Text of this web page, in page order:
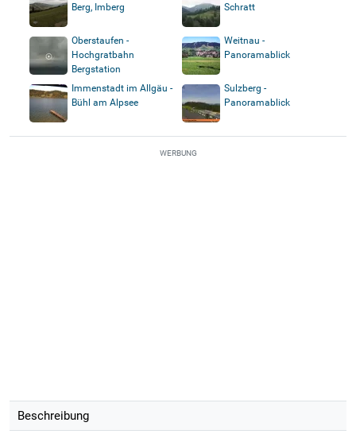
Berg, Imberg
Schratt
Oberstaufen -
Hochgratbahn
Bergstation
Weitnau -
Panoramablick
Immenstadt im Allgäu -
Bühl am Alpsee
Sulzberg -
Panoramablick
WERBUNG
Beschreibung